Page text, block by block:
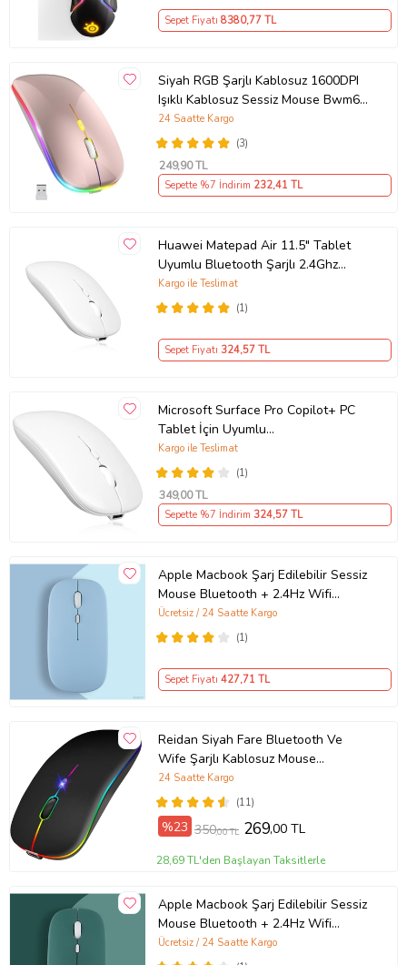
Sepet Fiyatı 8380,77 TL
Siyah RGB Şarjlı Kablosuz 1600DPI
Işıklı Kablosuz Sessiz Mouse Bwm6
(Rose - Gold)
(3)
24 Saatte Kargo
249,90 TL
Sepette %7 İndirim 232,41 TL
Huawei Matepad Air 11.5" Tablet
Uyumlu Bluetooth Şarjlı 2.4Ghz
Kablosuz Mouse Sessiz Tıklama
(Beyaz)
(1)
Kargo ile Teslimat
Sepet Fiyatı 324,57 TL
Microsoft Surface Pro Copilot+ PC
Tablet İçin Uyumlu
Bluetooth+2.4Ghz Kablosuz Şarjlı
Mouse (Beyaz)(1)
Kargo ile Teslimat
349,00 TL
Sepette %7 İndirim 324,57 TL
Apple Macbook Şarj Edilebilir Sessiz
Mouse Bluetooth + 2.4Hz Wifi
Kablosuz Mouse Fare (Mavi)
(1)
Ücretsiz / 24 Saatte Kargo
Sepet Fiyatı 427,71 TL
Reidan Siyah Fare Bluetooth Ve
Wife Şarjlı Kablosuz Mouse
800/1200/1600dpi 2.4ghz Rgb
(11)
24 Saatte Kargo
%23 350,00 TL 269,00 TL
28,69 TL'den Başlayan Taksitlerle
Apple Macbook Şarj Edilebilir Sessiz
Mouse Bluetooth + 2.4Hz Wifi
Kablosuz Mouse Fare (Haki)
Ücretsiz / 24 Saatte Kargo